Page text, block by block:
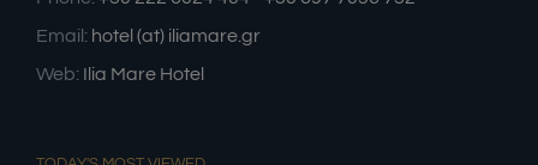
Email: hotel (at) iliamare.gr
Web: Ilia Mare Hotel